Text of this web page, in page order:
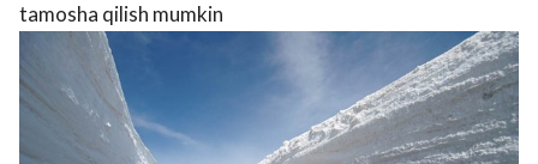
tamosha qilish mumkin